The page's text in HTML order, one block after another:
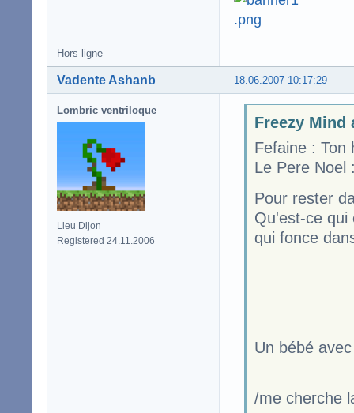
Hors ligne
18.06.2007 10:17:29
Vadente Ashanb
Lombric ventriloque
Lieu Dijon
Registered 24.11.2006
Freezy Mind
Fefaine : Ton
Le Pere Noel
Pour rester
Qu'est-ce qui
qui fonce
Un bébé
/me cherche